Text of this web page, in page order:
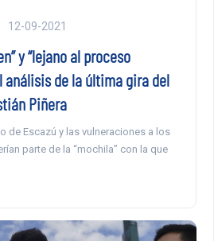
12-09-2021
y “lejano al proceso
análisis de la última gira del
Piñera
de Escazú y las vulneraciones a los
parte de la “mochila” con la que